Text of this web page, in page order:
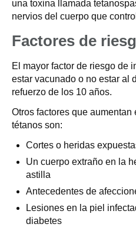
una toxina llamada
nervios del cuerpo que
Factores de
El mayor factor de riesgo de
estar vacunado o no estar al
refuerzo de los 10 años.
Otros factores que
tétanos son:
Cortes o heridas
Un cuerpo extraño en la
astilla
Antecedentes de
Lesiones en la piel
diabetes